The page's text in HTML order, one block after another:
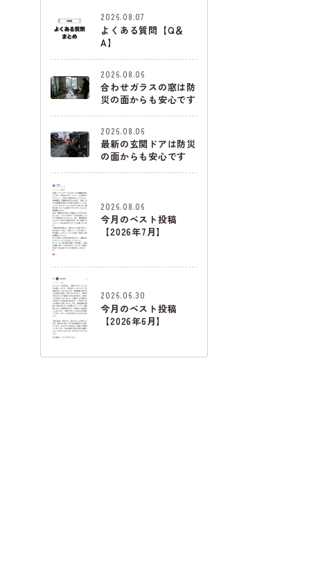
2026.08.07
よくある質問【Q＆
A】
2026.08.06
合わせガラスの窓は防
災の面からも安心です
2026.08.06
最新の玄関ドアは防災
の面からも安心です
2026.08.06
今月のベスト投稿
【2026年7月】
2026.06.30
今月のベスト投稿
【2026年6月】